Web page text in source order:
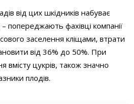
від цих шкідників набуває
– попереджають фахівці компанії
заселення кліщами, втрати
від 36% до 50%. При
цукрів, також значно
плодів.